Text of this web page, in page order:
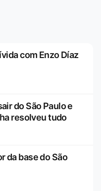
com Enzo Díaz
do São Paulo e
resolveu tudo
da base do São